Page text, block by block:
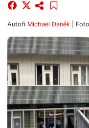
Autoři Michael Daněk | Foto